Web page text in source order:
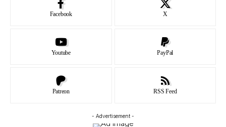
Facebook X
Youtube PayPal
Patreon RSS Feed
- Advertisement -